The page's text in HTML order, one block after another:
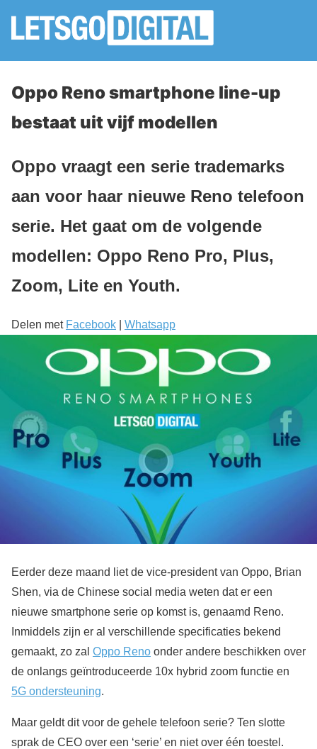
Oppo Reno smartphone line-up
bestaat uit vijf modellen
Oppo vraagt een serie trademarks
aan voor haar nieuwe Reno telefoon
serie. Het gaat om de volgende
modellen: Oppo Reno Pro, Plus,
Zoom, Lite en Youth.
Delen met Facebook Whatsapp
Eerder deze maand liet de vice-president van Oppo, Brian
Shen, via de Chinese social media weten dat er een
nieuwe smartphone serie op komst is, genaamd Reno.
Inmiddels zijn er al verschillende specificaties bekend
gemaakt, zo zal Oppo Reno onder andere beschikken over
de onlangs geïntroduceerde 10x hybrid zoom functie en
5G ondersteuning.
Maar geldt dit voor de gehele telefoon serie? Ten slotte
sprak de CEO over een ‘serie’ en niet over één toestel.